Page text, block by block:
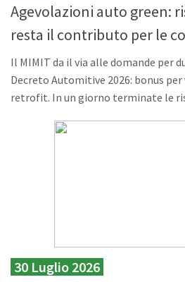
Agevolazioni auto green:
resta il contributo per le
Il MIMIT da il via alle domande per
Decreto Automitive 2026: bonus
retrofit. In un giorno terminate le
30 Luglio 2026